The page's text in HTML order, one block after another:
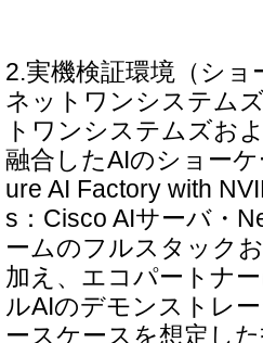
2.実機検証環境（シ
ネットワンシステム
トワンシステムズお
融合したAIのショー
ure AI Factory with
s：Cisco AIサーバ・
ームのフルスタック
加え、エコパートナ
ルAIのデモンストレ
ースケースを想定し